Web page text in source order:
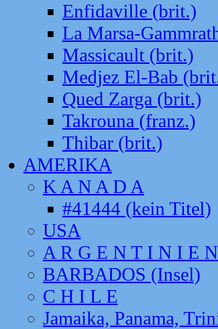
Enfidaville (brit.)
La Marsa-
Massicault (brit.)
Medjez El-Bab
Qued Zarga (brit.)
Takrouna (franz.)
Thibar (brit.)
AMERIKA
K A N A D A
#41444 (kein Titel)
USA
A R G E N T I N I E N
BARBADOS (Insel)
C H I L E
Jamaika, Panama,